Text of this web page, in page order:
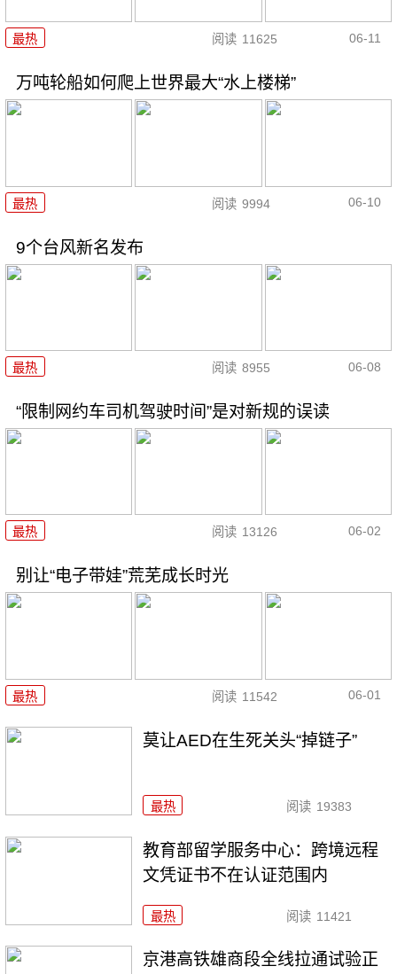
最热 阅读 11625 06-11
万吨轮船如何爬上世界最大“水上楼梯”
最热 阅读 9994 06-10
9个台风新名发布
最热 阅读 8955 06-08
“限制网约车司机驾驶时间”是对新规的误读
最热 阅读 13126 06-02
别让“电子带娃”荒芜成长时光
最热 阅读 11542 06-01
莫让AED在生死关头“掉链子”
最热 阅读 19383
教育部留学服务中心：跨境远程
文凭证书不在认证范围内
最热 阅读 11421
京港高铁雄商段全线拉通试验正